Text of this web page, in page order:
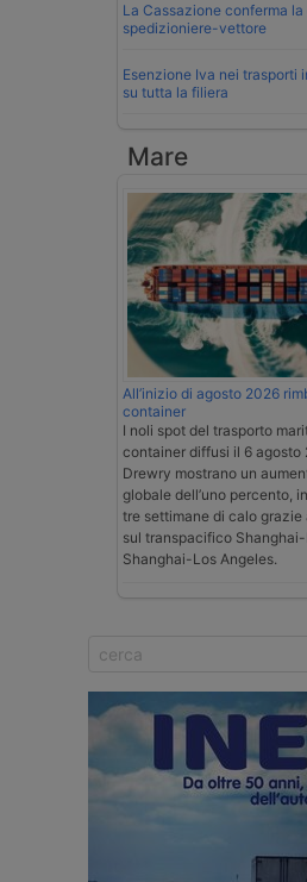
La Cassazione conferma
spedizioniere-vettore
Esenzione Iva nei trasporti
su tutta la filiera
Mare
All’inizio di agosto 2026
container
I noli spot del trasporto
container diffusi il 6 agosto
Drewry mostrano un
globale dell’uno percento,
tre settimane di calo grazie
sul transpacifico
Shanghai-Los Angeles.